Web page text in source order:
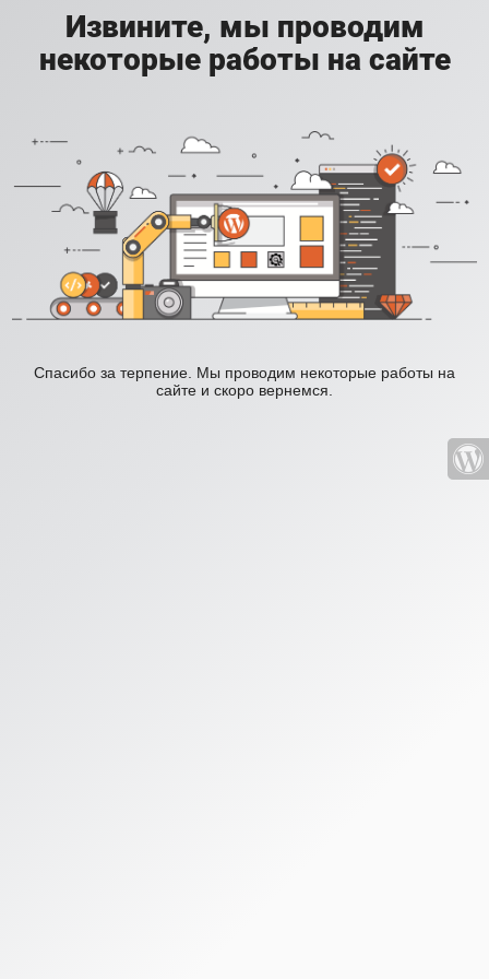
Извините, мы проводим
некоторые работы на сайте
Спасибо за терпение. Мы проводим некоторые работы на
сайте и скоро вернемся.